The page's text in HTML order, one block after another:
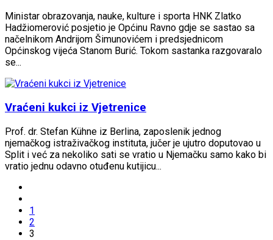
Ministar obrazovanja, nauke, kulture i sporta HNK Zlatko
Hadžiomerović posjetio je Općinu Ravno gdje se sastao sa
načelnikom Andrijom Šimunovićem i predsjednicom
Općinskog vijeća Stanom Burić. Tokom sastanka razgovaralo
se...
Vraćeni kukci iz Vjetrenice
Prof. dr. Stefan Kühne iz Berlina, zaposlenik jednog
njemačkog istraživačkog instituta, jučer je ujutro doputovao u
Split i već za nekoliko sati se vratio u Njemačku samo kako bi
vratio jednu odavno otuđenu kutijicu...
1
2
3